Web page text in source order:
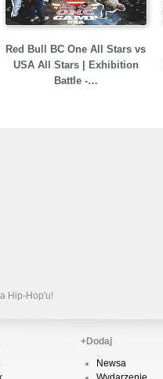
Red Bull BC One All Stars vs
USA All Stars | Exhibition
Battle -…
Hip-Hop'u!
+Dodaj
Newsa